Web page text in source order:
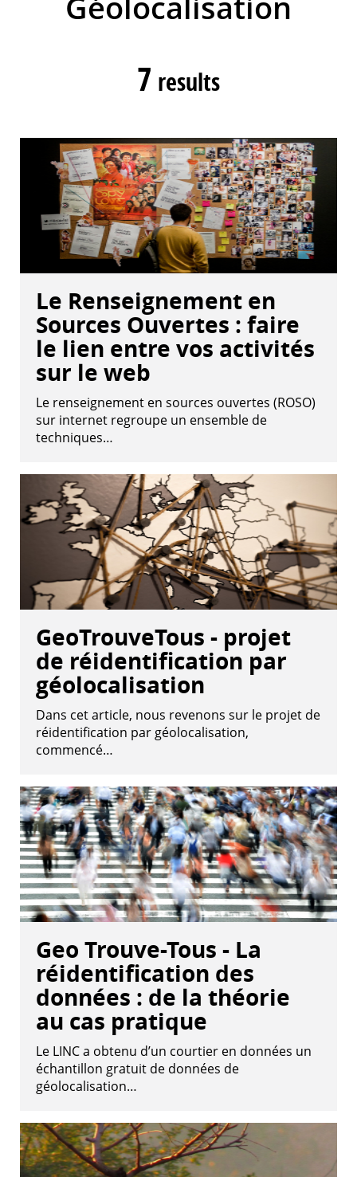
7 results
Le Renseignement en
Sources Ouvertes : faire
le lien entre vos activités
sur le web
Le renseignement en sources ouvertes (ROSO)
sur internet regroupe un ensemble de
techniques…
GeoTrouveTous - projet
de réidentification par
géolocalisation
Dans cet article, nous revenons sur le projet de
réidentification par géolocalisation,
commencé…
Geo Trouve-Tous - La
réidentification des
données : de la théorie
au cas pratique
Le LINC a obtenu d’un courtier en données un
échantillon gratuit de données de
géolocalisation…